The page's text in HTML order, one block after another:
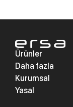
Ürünler
Daha fazla
Kurumsal
Yasal